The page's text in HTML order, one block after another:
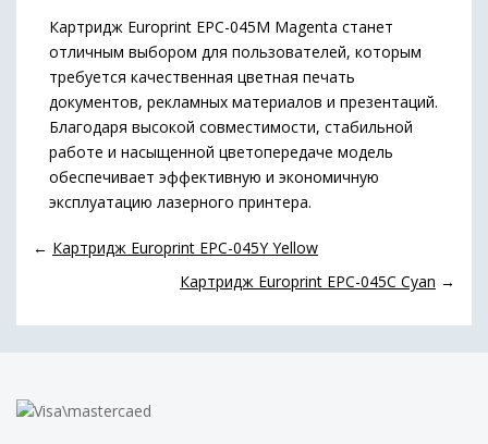
Картридж Europrint EPC-045M Magenta станет
отличным выбором для пользователей, которым
требуется качественная цветная печать
документов, рекламных материалов и презентаций.
Благодаря высокой совместимости, стабильной
работе и насыщенной цветопередаче модель
обеспечивает эффективную и экономичную
эксплуатацию лазерного принтера.
← Картридж Europrint EPC-045Y Yellow
Картридж Europrint EPC-045C Cyan →